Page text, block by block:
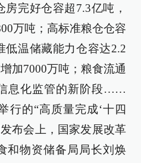
完好仓容超7.3亿吨，
万吨；高标准粮仓仓容
低温储藏能力仓容达2.2
加7000万吨；粮食流通
息化监管的新阶段……
行的“高质量完成‘十四
布会上，国家发展改革
和物资储备局局长刘焕